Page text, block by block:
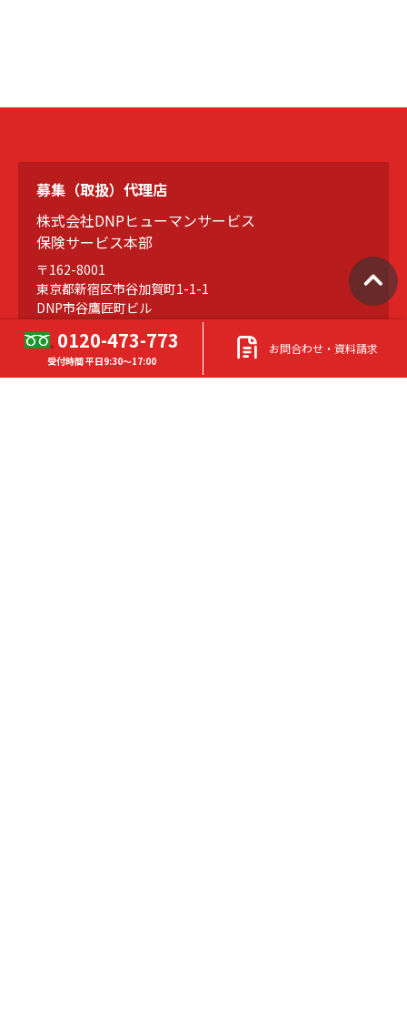
0120-473-773
受付時間 平日9:30～17:00
お問合わせ・資料請求
募集（取扱）代理店
株式会社DNPヒューマンサービス
保険サービス本部
〒162-8001
東京都新宿区市谷加賀町1-1-1
DNP市谷鷹匠町ビル
TEL